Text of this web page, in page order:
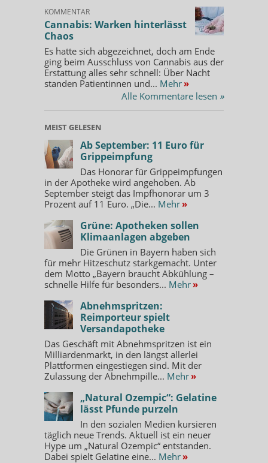
KOMMENTAR
Cannabis: Warken hinterlässt
Chaos
Es hatte sich abgezeichnet, doch am Ende
ging beim Ausschluss von Cannabis aus der
Erstattung alles sehr schnell: Über Nacht
standen Patientinnen und... Mehr »
Alle Kommentare lesen »
MEIST GELESEN
Ab September: 11 Euro für
Grippeimpfung
Das Honorar für Grippeimpfungen
in der Apotheke wird angehoben. Ab
September steigt das Impfhonorar um 3
Prozent auf 11 Euro. „Die... Mehr »
Grüne: Apotheken sollen
Klimaanlagen abgeben
Die Grünen in Bayern haben sich
für mehr Hitzeschutz starkgemacht. Unter
dem Motto „Bayern braucht Abkühlung –
schnelle Hilfe für besonders... Mehr »
Abnehmspritzen:
Reimporteur spielt
Versandapotheke
Das Geschäft mit Abnehmspritzen ist ein
Milliardenmarkt, in den längst allerlei
Plattformen eingestiegen sind. Mit der
Zulassung der Abnehmpille... Mehr »
„Natural Ozempic“: Gelatine
lässt Pfunde purzeln
In den sozialen Medien kursieren
täglich neue Trends. Aktuell ist ein neuer
Hype um „Natural Ozempic“ entstanden.
Dabei spielt Gelatine eine... Mehr »